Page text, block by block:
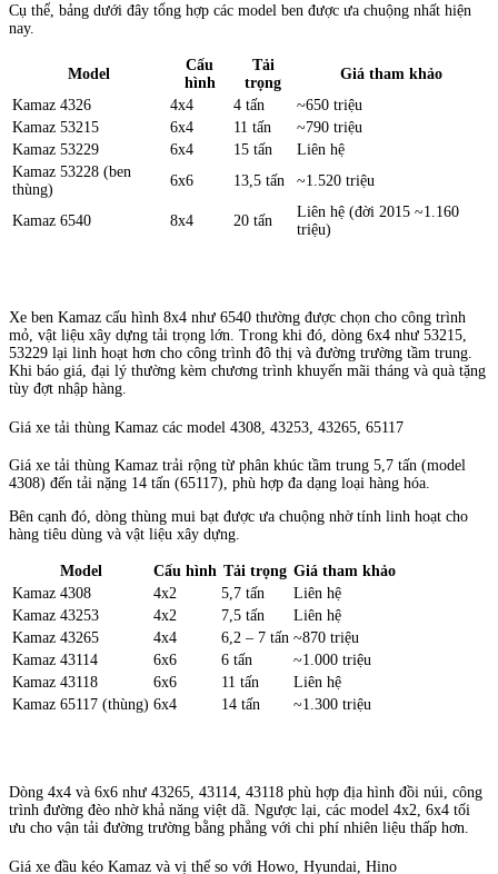
Cụ thể, bảng dưới đây tổng hợp các model ben được ưa chuộng nhất hiện
nay.
Model
Cấu
hình
Tải
trọng
Giá tham khảo
Kamaz 4326
4x4 4 tấn
~650 triệu
Kamaz 53215
6x4 11 tấn
~790 triệu
Kamaz 53229
6x4 15 tấn
Liên hệ
Kamaz 53228 (ben
thùng)
6x6 13,5 tấn ~1.520 triệu
Kamaz 6540 8x4 20 tấn
Liên hệ (đời 2015 ~1.160
triệu)
Xe ben Kamaz cấu hình 8x4 như 6540 thường được chọn cho công trình
mỏ, vật liệu xây dựng tải trọng lớn. Trong khi đó, dòng 6x4 như 53215,
53229 lại linh hoạt hơn cho công trình đô thị và đường trường tầm trung.
Khi báo giá, đại lý thường kèm chương trình khuyến mãi tháng và quà tặng
tùy đợt nhập hàng.
Giá xe tải thùng Kamaz các model 4308, 43253, 43265, 65117
Giá xe tải thùng Kamaz trải rộng từ phân khúc tầm trung 5,7 tấn (model
4308) đến tải nặng 14 tấn (65117), phù hợp đa dạng loại hàng hóa.
Bên cạnh đó, dòng thùng mui bạt được ưa chuộng nhờ tính linh hoạt cho
hàng tiêu dùng và vật liệu xây dựng.
Model Cấu hình Tải trọng Giá tham khảo
Kamaz 4308
4x2 5,7 tấn
Liên hệ
Kamaz 43253
4x2 7,5 tấn
Liên hệ
Kamaz 43265
4x4 6,2 – 7 tấn ~870 triệu
Kamaz 43114
6x6 6 tấn
~1.000 triệu
Kamaz 43118
6x6 11 tấn
Liên hệ
Kamaz 65117 (thùng) 6x4 14 tấn ~1.300 triệu
Dòng 4x4 và 6x6 như 43265, 43114, 43118 phù hợp địa hình đồi núi, công
trình đường đèo nhờ khả năng việt dã. Ngược lại, các model 4x2, 6x4 tối
ưu cho vận tải đường trường bằng phẳng với chi phí nhiên liệu thấp hơn.
Giá xe đầu kéo Kamaz và vị thế so với Howo, Hyundai, Hino